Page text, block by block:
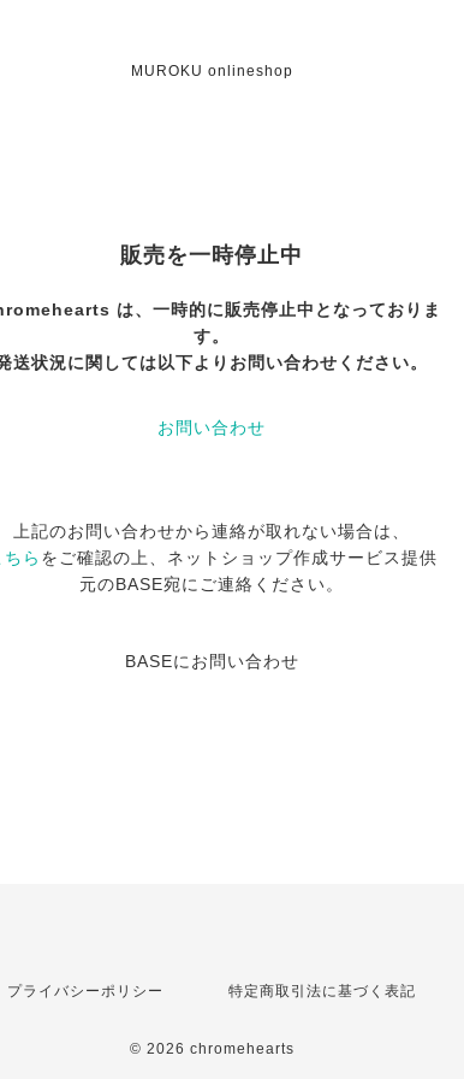
MUROKU onlineshop
販売を一時停止中
は、一時的に販売停止中となっておりま
す。
送状況に関しては以下よりお問い合わせください。
お問い合わせ
上記のお問い合わせから連絡が取れない場合は、
ちら をご確認の上、ネットショップ作成サービス提供
元のBASE宛にご連絡ください。
BASEにお問い合わせ
プライバシーポリシー 特定商取引法に基づく表記
© 2026 chromehearts